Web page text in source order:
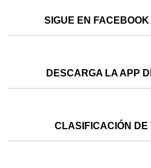
SIGUE EN
DESCARGA LA APP
CLASIFICACIÓN DE